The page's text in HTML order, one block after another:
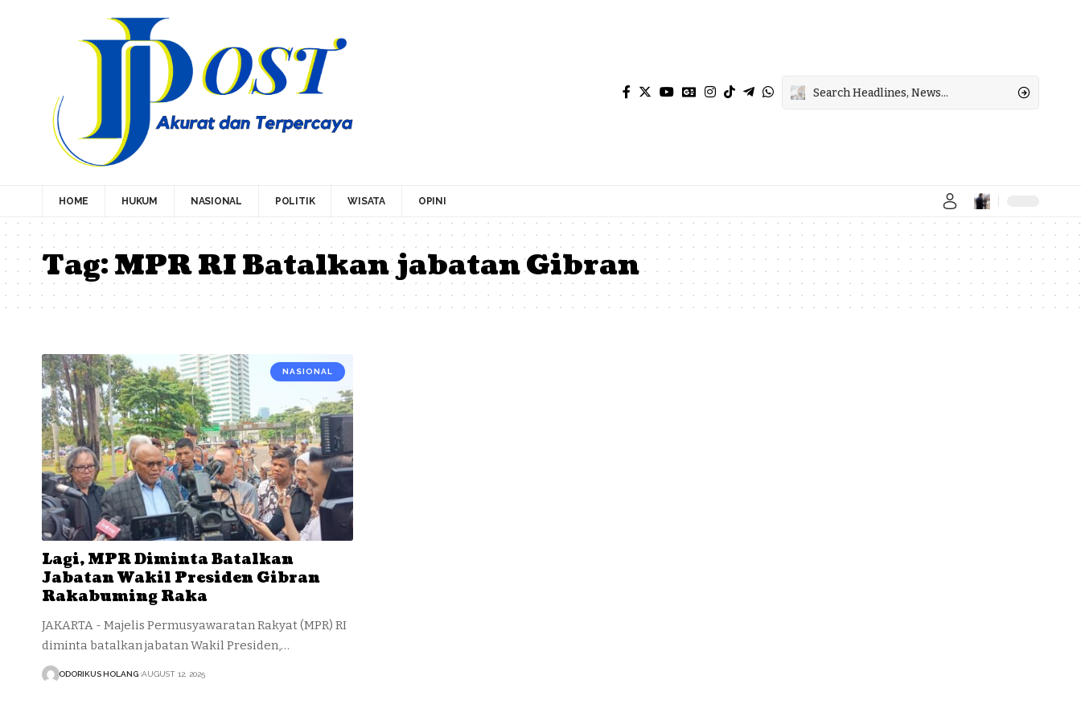
HOME HUKUM NASIONAL POLITIK WISATA OPINI
Tag:MPR RI Batalkan jabatan Gibran
NASIONAL
Lagi, MPR Diminta Batalkan
Jabatan Wakil Presiden Gibran
Rakabuming Raka
JAKARTA - Majelis Permusyawaratan Rakyat (MPR) RI
diminta batalkan jabatan Wakil Presiden,…
ODORIKUS HOLANG AUGUST 12, 2025